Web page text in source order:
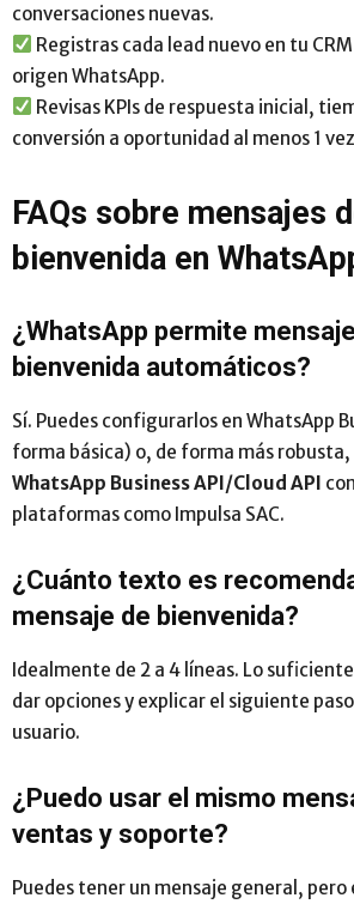
conversaciones nuevas.
Registras cada lead nuevo en tu
origen WhatsApp.
Revisas KPIs de respuesta inicial,
conversión a oportunidad al menos 1
FAQs sobre mensajes
bienvenida en
¿WhatsApp permite
bienvenida automáticos?
Sí. Puedes configurarlos en WhatsApp
forma básica) o, de forma más
WhatsApp Business API/Cloud API
plataformas como Impulsa SAC.
¿Cuánto texto es
mensaje de bienvenida?
Idealmente de 2 a 4 líneas. Lo
dar opciones y explicar el siguiente
usuario.
¿Puedo usar el mismo
ventas y soporte?
Puedes tener un mensaje general, pero